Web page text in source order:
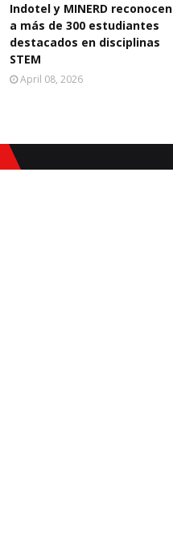
Indotel y MINERD reconocen
a más de 300 estudiantes
destacados en disciplinas
STEM
April 08, 2026